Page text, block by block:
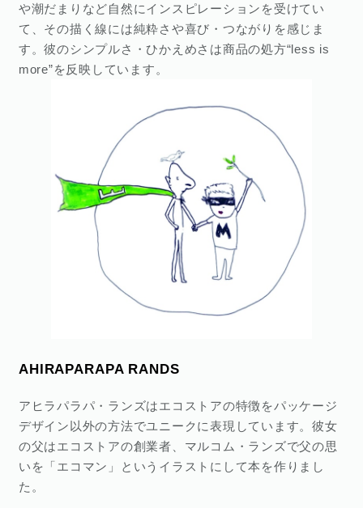
や潮だまりなど自然にインスピレーションを受けてい
て、その描く線には純粋さや喜び・つながりを感じま
す。彼のシンプルさ・ひかえめさは商品の処方“less is
more”を反映しています。
AHIRAPARAPA RANDS
アヒラパラパ・ランズはエコストアの特徴をパッケージ
デザイン以外の方法でユニークに表現しています。彼女
の父はエコストアの創業者、マルコム・ランズで父の思
いを「エコマン」というイラストにして本を作りまし
た。